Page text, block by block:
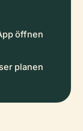
öffnen
planen